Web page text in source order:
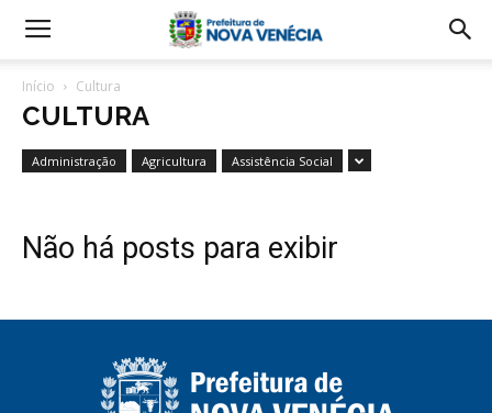
Início Cultura
CULTURA
Administração Agricultura Assistência Social
Não há posts para exibir